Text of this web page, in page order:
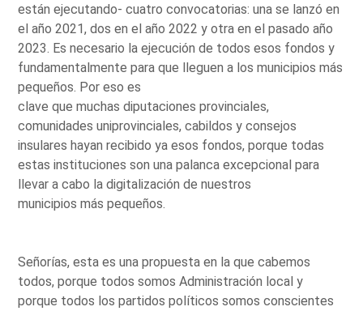
están ejecutando- cuatro convocatorias: una se lanzó en
el año 2021, dos en el año 2022 y otra en el pasado año
2023. Es necesario la ejecución de todos esos fondos y
fundamentalmente para que lleguen a los municipios más
pequeños. Por eso es
clave que muchas diputaciones provinciales,
comunidades uniprovinciales, cabildos y consejos
insulares hayan recibido ya esos fondos, porque todas
estas instituciones son una palanca excepcional para
llevar a cabo la digitalización de nuestros
municipios más pequeños.
Señorías, esta es una propuesta en la que cabemos
todos, porque todos somos Administración local y
porque todos los partidos políticos somos conscientes